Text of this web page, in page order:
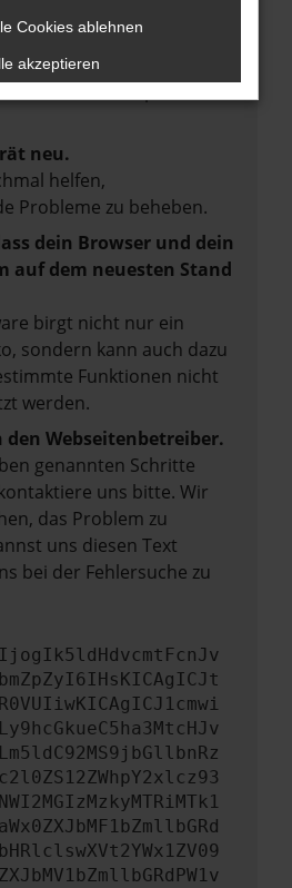
bestimmter Seiten
die Seite in einem
neu.
helfen,
Probleme zu beheben.
dein Browser und dein
auf dem neuesten Stand
birgt nicht nur ein
sondern kann auch dazu
Funktionen nicht
werden.
den Webseitenbetreiber.
genannten Schritte
uns bitte. Wir
das Problem zu
uns diesen Text
bei der Fehlersuche zu
Cookies ablehnen
akzeptieren